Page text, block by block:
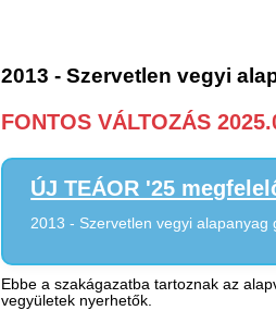
2013 - Szervetlen vegyi
FONTOS VÁLTOZÁS
ÚJ TEÁOR '25
2013 - Szervetlen vegyi alapanyag
Ebbe a szakágazatba tartoznak az
vegyületek nyerhetők.